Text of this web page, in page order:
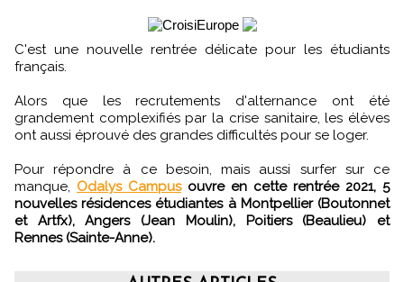
C'est une nouvelle rentrée délicate pour les étudiants
français.
Alors que les recrutements d'alternance ont été
grandement complexifiés par la crise sanitaire, les élèves
ont aussi éprouvé des grandes difficultés pour se loger.
Pour répondre à ce besoin, mais aussi surfer sur ce
manque, Odalys Campus ouvre en cette rentrée 2021, 5
nouvelles résidences étudiantes à Montpellier (Boutonnet
et Artfx), Angers (Jean Moulin), Poitiers (Beaulieu) et
Rennes (Sainte-Anne).